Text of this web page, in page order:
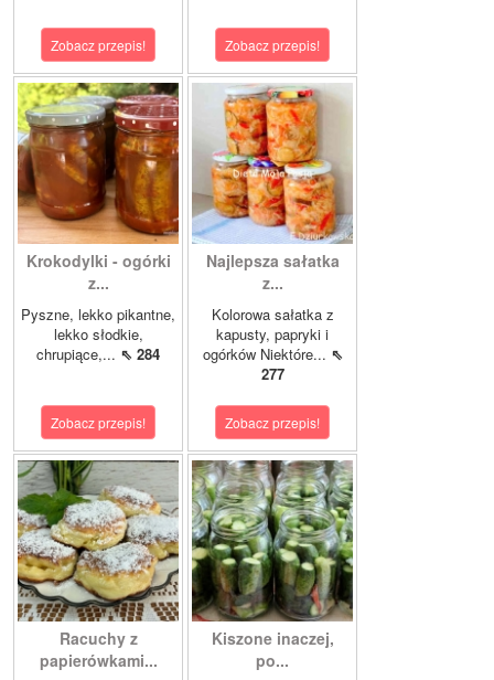
Zobacz przepis! Zobacz przepis!
Krokodylki - ogórki
z...
Pyszne, lekko pikantne,
lekko słodkie,
chrupiące,... ⇖ 284
Zobacz przepis!
Najlepsza sałatka
z...
Kolorowa sałatka z
kapusty, papryki i
ogórków Niektóre... ⇖
277
Zobacz przepis!
Racuchy z
papierówkami...
Kiszone inaczej,
po...